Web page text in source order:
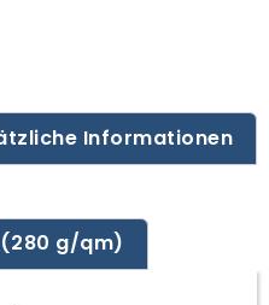
Informationen
g/qm)